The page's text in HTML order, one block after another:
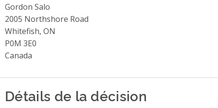
Gordon Salo
2005 Northshore Road
Whitefish, ON
P0M 3E0
Canada
Détails de la décision